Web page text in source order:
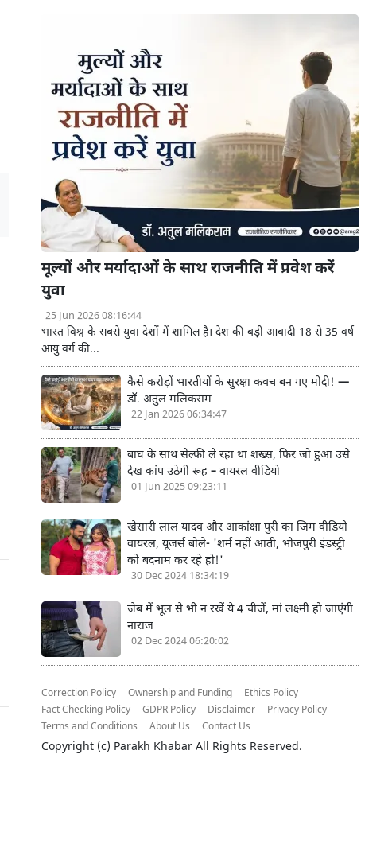
मूल्यों और मर्यादाओं के साथ राजनीति में प्रवेश करें
युवा
25 Jun 2026 08:16:44
भारत विश्व के सबसे युवा देशों में शामिल है। देश की बड़ी आबादी 18 से 35 वर्ष
आयु वर्ग की...
कैसे करोड़ों भारतीयों के सुरक्षा कवच बन गए मोदी! —
डॉ. अतुल मलिकराम
22 Jan 2026 06:34:47
बाघ के साथ सेल्फी ले रहा था शख्स, फिर जो हुआ उसे
देख कांप उठेगी रूह – वायरल वीडियो
01 Jun 2025 09:23:11
खेसारी लाल यादव और आकांक्षा पुरी का जिम वीडियो
वायरल, यूजर्स बोले- 'शर्म नहीं आती, भोजपुरी इंडस्ट्री
को बदनाम कर रहे हो!'
30 Dec 2024 18:34:19
जेब में भूल से भी न रखें ये 4 चीजें, मां लक्ष्मी हो जाएंगी
नाराज
02 Dec 2024 06:20:02
Correction Policy Ownership and Funding
Ethics Policy
Fact Checking Policy
GDPR Policy Disclaimer
Privacy Policy
Terms and Conditions
About Us Contact Us
Copyright (c) Parakh Khabar All Rights Reserved.